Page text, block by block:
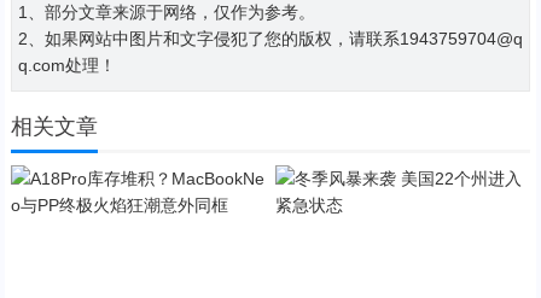
1、部分文章来源于网络，仅作为参考。
2、如果网站中图片和文字侵犯了您的版权，请联系1943759704@q
q.com处理！
相关文章